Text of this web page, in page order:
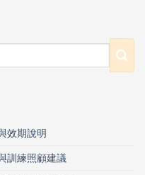
效期說明
訓練照顧建議